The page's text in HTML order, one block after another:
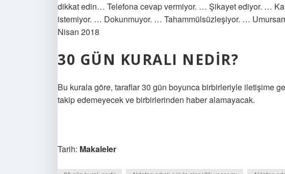
dikkat edin… Telefona cevap vermiyor. … Şikayet ediyor. …
istemiyor. … Dokunmuyor. … Tahammülsüzleşiyor. …
Nisan 2018
30 GÜN KURALI NEDIR?
Bu kurala göre, taraflar 30 gün boyunca birbirleriyle iletişime
takip edemeyecek ve birbirlerinden haber alamayacak.
Tarih: Makaleler